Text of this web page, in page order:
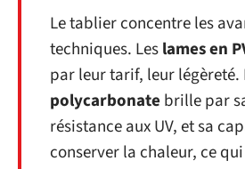
Le tablier concentre les
techniques. Leslames en
par leur tarif, leur légèreté.
polycarbonate brille par
résistance aux UV, et sa
conserver la chaleur, ce